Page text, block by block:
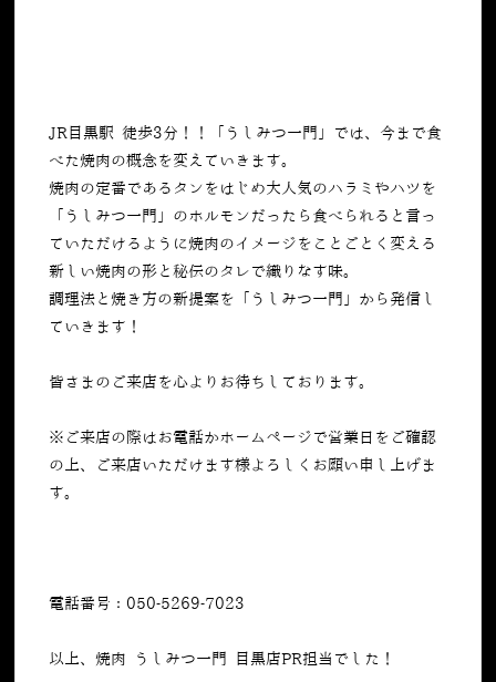
JR目黒駅 徒歩3分！！「うしみつ一門」では、今まで食
べた焼肉の概念を変えていきます。
焼肉の定番であるタンをはじめ大人気のハラミやハツを
「うしみつ一門」のホルモンだったら食べられると言っ
ていただけるように焼肉のイメージをことごとく変える
新しい焼肉の形と秘伝のタレで織りなす味。
調理法と焼き方の新提案を「うしみつ一門」から発信し
ていきます！
皆さまのご来店を心よりお待ちしております。
※ご来店の際はお電話かホームページで営業日をご確認
の上、ご来店いただけます様よろしくお願い申し上げま
す。
電話番号：050-5269-7023
以上、焼肉 うしみつ一門 目黒店PR担当でした！